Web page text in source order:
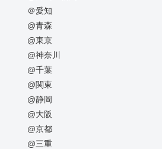
＠愛知
@青森
@東京
@神奈川
@千葉
@関東
@静岡
@大阪
@京都
@三重